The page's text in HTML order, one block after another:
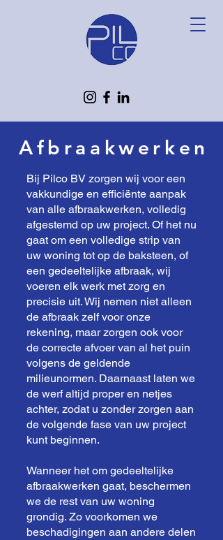
Afbraakwerken
Bij Pilco BV zorgen wij voor een
vakkundige en efficiënte aanpak
van alle afbraakwerken, volledig
afgestemd op uw project. Of het nu
gaat om een volledige strip van
uw woning tot op de baksteen, of
een gedeeltelijke afbraak, wij
voeren elk werk met zorg en
precisie uit. Wij nemen niet alleen
de afbraak zelf voor onze
rekening, maar zorgen ook voor
de correcte afvoer van al het puin
volgens de geldende
milieunormen. Daarnaast laten we
de werf altijd proper en netjes
achter, zodat u zonder zorgen aan
de volgende fase van uw project
kunt beginnen.
Wanneer het om gedeeltelijke
afbraakwerken gaat, beschermen
we de rest van uw woning
grondig. Zo voorkomen we
beschadigingen aan andere delen